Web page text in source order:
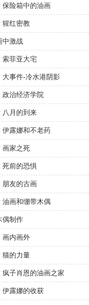
险箱中的油画
猩红密教
中激战
索菲亚大宅
大事件-冷水港阴影
政治经济学院
八月的到来
伊露娜和不老药
画家之死
死前的恐惧
朋友的古画
油画和绷带木偶
偶制作
画内画外
猫的力量
子肖恩的油画之家
伊露娜的收获